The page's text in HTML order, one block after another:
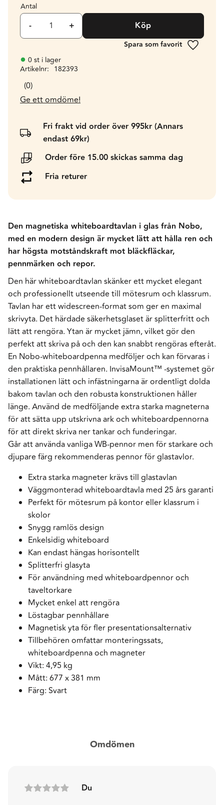
Antal
+
- Köp
Lägg till
0 st i lager
Artikelnr
182393
0
Ge ett omdöme!
Fri frakt vid order över 995kr (Annars
endast 69kr)
Order före 15.00 skickas samma dag
Fria returer
Den magnetiska whiteboardtavlan i glas från Nobo,
med en modern design är mycket lätt att hålla ren och
har högsta motståndskraft mot bläckfläckar,
pennmärken och repor.
Den här whiteboardtavlan skänker ett mycket elegant
och professionellt utseende till mötesrum och klassrum.
Tavlan har ett widescreen-format som ger en maximal
skrivyta. Det härdade säkerhetsglaset är splitterfritt och
lätt att rengöra. Ytan är mycket jämn, vilket gör den
perfekt att skriva på och den kan snabbt rengöras efteråt.
En Nobo-whiteboardpenna medföljer och kan förvaras i
den praktiska pennhållaren. InvisaMount™ -systemet gör
installationen lätt och infästningarna är ordentligt dolda
bakom tavlan och den robusta konstruktionen håller
länge. Använd de medföljande extra starka magneterna
för att sätta upp utskrivna ark och whiteboardpennorna
för att direkt skriva ner tankar och funderingar.
Går att använda vanliga WB-pennor men för starkare och
djupare färg rekommenderas pennor för glastavlor.
Extra starka magneter krävs till glastavlan
Väggmonterad whiteboardtavla med 25 års garanti
Perfekt för mötesrum på kontor eller klassrum i
skolor
Snygg ramlös design
Enkelsidig whiteboard
Kan endast hängas horisontellt
Splitterfri glasyta
För användning med whiteboardpennor och
taveltorkare
Mycket enkel att rengöra
Löstagbar pennhållare
Magnetisk yta för fler presentationsalternativ
Tillbehören omfattar monteringssats,
whiteboardpenna och magneter
Vikt: 4,95 kg
Mått: 677 x 381 mm
Färg: Svart
Omdömen
Du